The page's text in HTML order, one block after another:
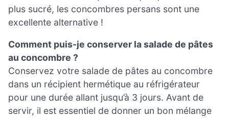
plus sucré, les concombres persans sont une
excellente alternative !
Comment puis-je conserver la salade de pâtes
au concombre ?
Conservez votre salade de pâtes au concombre
dans un récipient hermétique au réfrigérateur
pour une durée allant jusqu’à 3 jours. Avant de
servir, il est essentiel de donner un bon mélange